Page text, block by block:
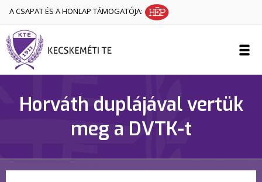
A CSAPAT ÉS A HONLAP TÁMOGATÓJA:
Horváth duplájával vertük
meg a DVTK-t